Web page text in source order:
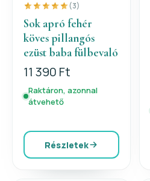
(3)
Sok apró fehér
köves pillangós
ezüst baba fülbevaló
11 390 Ft
Raktáron, azonnal
átvehető
Részletek